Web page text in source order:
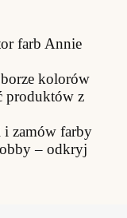
farb Annie
kolorów
produktów z
i zamów farby
– odkryj